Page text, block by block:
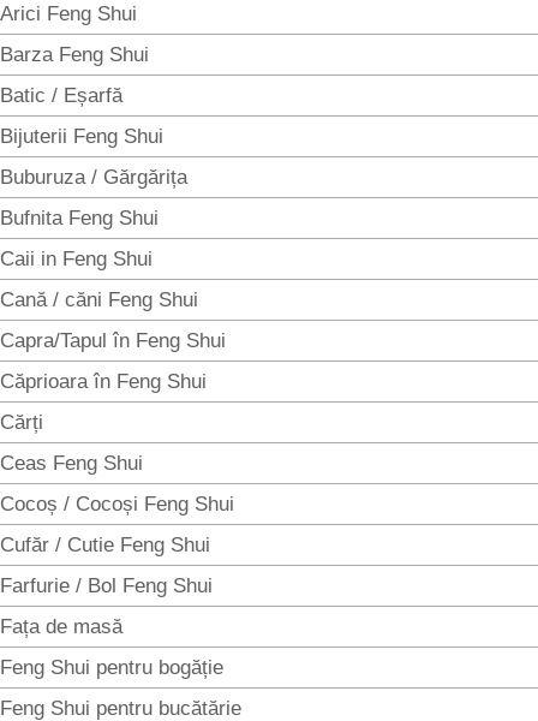
Arici Feng Shui
Barza Feng Shui
Batic / Eșarfă
Bijuterii Feng Shui
Buburuza / Gărgărița
Bufnita Feng Shui
Caii in Feng Shui
Cană / căni Feng Shui
Capra/Tapul în Feng Shui
Căprioara în Feng Shui
Cărți
Ceas Feng Shui
Cocoș / Cocoși Feng Shui
Cufăr / Cutie Feng Shui
Farfurie / Bol Feng Shui
Fața de masă
Feng Shui pentru bogăție
Feng Shui pentru bucătărie